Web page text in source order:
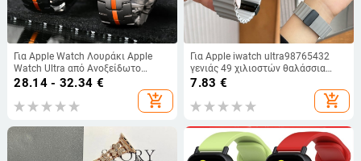
Για Apple Watch Λουράκι Apple
Watch Ultra από Ανοξείδωτο
Ατσάλι S10 Iron Man Μεταλλικό
28.14 - 32.34 €
add_shopping_cart
Για Apple iwatch ultra98765432
γενιάς 49 χιλιοστών θαλάσσια
πτυσσόμενη αγκράφα σιλικόνης
7.83 €
add_shopping_cart